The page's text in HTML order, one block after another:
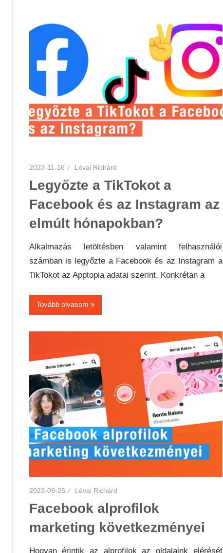
2023-11-16 Lévai Richárd
Legyőzte a TikTokot a
Facebook és az Instagram az
elmúlt hónapokban?
Alkalmazás letöltésben valamint felhasználói
számban is legyőzte a Facebook és az Instagram a
TikTokot az Apptopia adatai szerint. Konkrétan a
Tovább olvasom
2023-09-25 Lévai Richárd
Facebook alprofilok
marketing következményei
Hogyan érintik az alprofilok az oldalaink elérését